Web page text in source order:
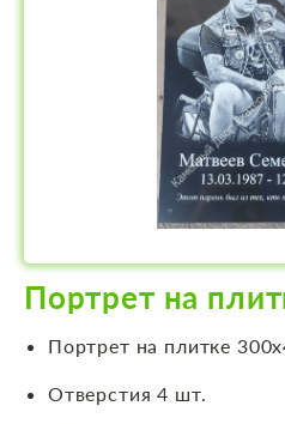
Портрет на
Портрет на плитке
Отверстия 4 шт.